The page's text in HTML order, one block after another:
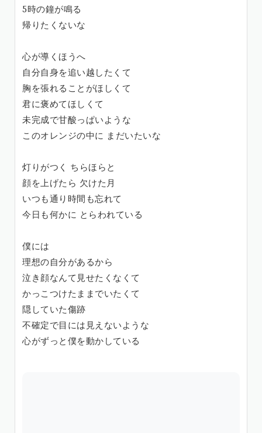
5時の鐘が鳴る
帰りたくないな
心が導くほうへ
自分自身を追い越したくて
胸を張れることがほしくて
君に褒めてほしくて
未完成で甘酸っぱいような
このオレンジの中に まだいたいな
灯りがつく ちらほらと
顔を上げたら 欠けた月
いつも通り時間も忘れて
今日も何かに とらわれている
僕には
理想の自分があるから
泣き顔なんて見せたくなくて
かっこつけたままでいたくて
隠していた傷跡
不確定で目には見えないような
心がずっと僕を動かしている